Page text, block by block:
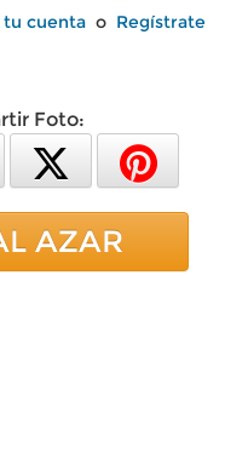
tu cuenta o Regístrate
Foto:
AZAR